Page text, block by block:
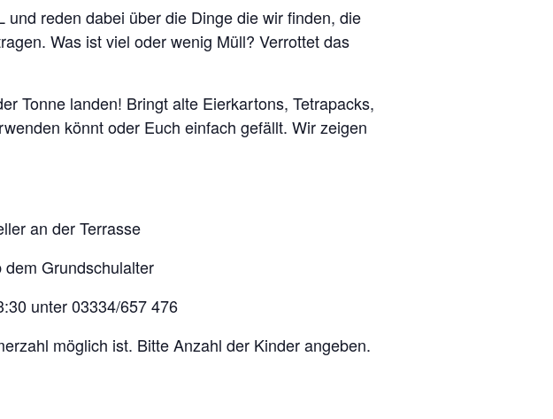
reden dabei über die Dinge die wir finden, die
Was ist viel oder wenig Müll? Verrottet das
Tonne landen! Bringt alte Eierkartons, Tetrapacks,
könnt oder Euch einfach gefällt. Wir zeigen
an der Terrasse
Grundschulalter
unter 03334/657 476
möglich ist. Bitte Anzahl der Kinder angeben.